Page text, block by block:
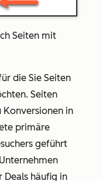
Seiten mit
die Sie Seiten
Seiten
Konversionen in
primäre
geführt
Deals häufig in